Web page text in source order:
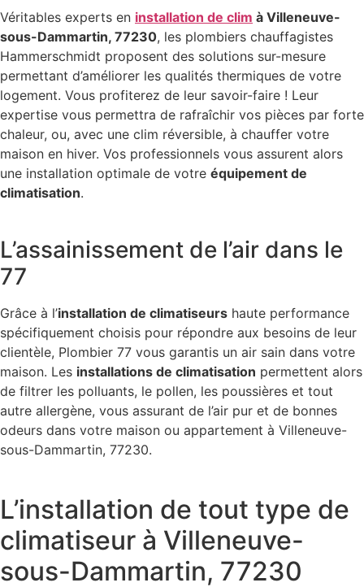
Véritables experts en installation de clim à Villeneuve-
sous-Dammartin, 77230, les plombiers chauffagistes
Hammerschmidt proposent des solutions sur-mesure
permettant d’améliorer les qualités thermiques de votre
logement. Vous profiterez de leur savoir-faire ! Leur
expertise vous permettra de rafraîchir vos pièces par forte
chaleur, ou, avec une clim réversible, à chauffer votre
maison en hiver. Vos professionnels vous assurent alors
une installation optimale de votre équipement de
climatisation.
L’assainissement de l’air dans le
77
Grâce à l’installation de climatiseurs haute performance
spécifiquement choisis pour répondre aux besoins de leur
clientèle, Plombier 77 vous garantis un air sain dans votre
maison. Les installations de climatisation permettent alors
de filtrer les polluants, le pollen, les poussières et tout
autre allergène, vous assurant de l’air pur et de bonnes
odeurs dans votre maison ou appartement à Villeneuve-
sous-Dammartin, 77230.
L’installation de tout type de
climatiseur à Villeneuve-
sous-Dammartin, 77230